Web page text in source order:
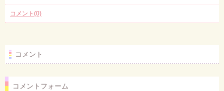
コメント(0)
コメント
コメントフォーム